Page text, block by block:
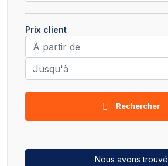
Prix client
Rechercher
Nous avons trouvé